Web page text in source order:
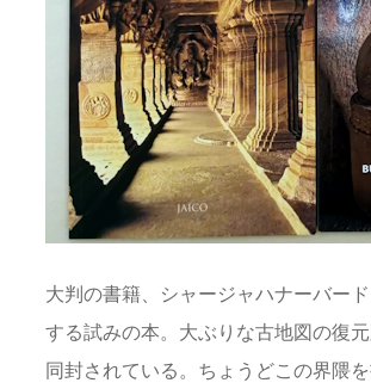
大判の書籍、シャージャハナーバー
する試みの本。大ぶりな古地図の復
同封されている。ちょうどこの界隈